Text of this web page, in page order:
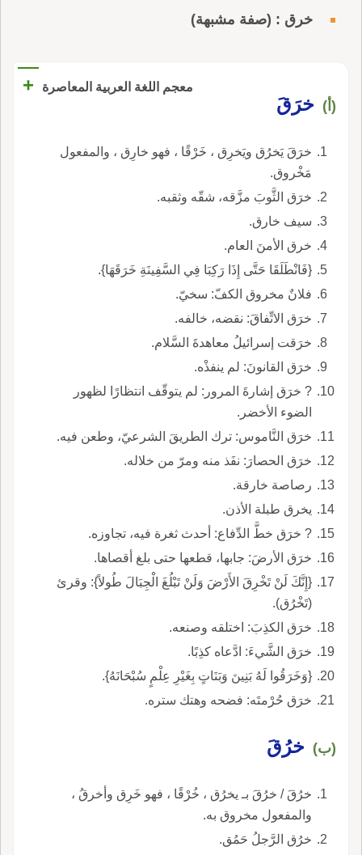
خرق : (صفة مشبهة)
معجم اللغة العربية المعاصرة +
(أ) خرَقَ
خرَقَ يَخرُق ويَخرِق ، خَرْقًا ، فهو خارِق ، والمفعول
مَخْروق.
خرَق الثَّوبَ مزَّقه، شقّه وثقبه.
سيف خارق.
خرق الأمنَ العام.
{فَانْطَلَقَا حَتَّى إِذَا رَكِبَا فِي السَّفِينَةِ خَرَقَهَا}.
فلانٌ مخروق الكفّ: سخيّ.
خرَق الاتِّفاقَ: نقضه، خالفه.
خرَقت إسرائيلُ معاهدةَ السَّلام.
خرَق القانونَ: لم ينفذْه.
? خرَق إشارةَ المرور: لم يتوقّف انتظارًا لظهور
الضوء الأخضر.
خرَق النَّاموس: ترك الطريقَ الشرعيّ، وطعن فيه.
خرَق الحصارَ: نفَذ منه ومرّ من خلاله.
رصاصة خارقة.
يخرق طبلة الأذن.
? خرَق خطَّ الدِّفاع: أحدث ثغرة فيه، تجاوزه.
خرَق الأرضَ: جابها، قطعها حتى بلغ أقصاها.
{إِنَّكَ لَنْ تَخْرِقَ الأَرْضَ وَلَنْ تَبْلُغَ الْجِبَالَ طُولاً}: وقرئ
(تَخْرُق).
خرَق الكذِبَ: اختلقه وصنعه.
خرَق الشَّيءَ: ادَّعاه كذِبًا.
{وَخَرَقُوا لَهُ بَنِينَ وَبَنَاتٍ بِغَيْرِ عِلْمٍ سُبْحَانَهُ}.
خرَق حُرْمتَه: فضحه وهتك ستره.
(ب) خرُقَ
خرُقَ / خرُقَ بـ يخرُق ، خُرْقًا ، فهو خَرِق وأخرقُ ،
والمفعول مخروق به.
خرُق الرَّجلُ حَمُق.